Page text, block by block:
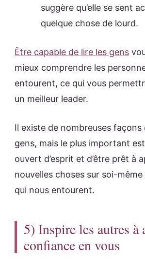
suggère qu’elle se sent
quelque chose de lourd.
Être capable de lire les gens
mieux comprendre les
entourent, ce qui vous
un meilleur leader.
Il existe de nombreuses façons
gens, mais le plus important
ouvert d’esprit et d’être prêt à
nouvelles choses sur soi-
qui nous entourent.
5) Inspire les autres à
confiance en vous